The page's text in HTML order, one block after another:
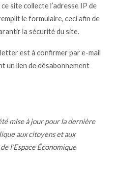
site collecte l’adresse IP de
le formulaire, ceci afin de
la sécurité du site.
est à confirmer par e-mail
un lien de désabonnement
mise à jour pour la dernière
aux citoyens et aux
l’Espace Économique